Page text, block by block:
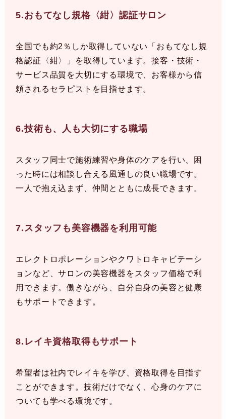
5.おもてなし規格〈紺〉認証サロン
全国でも約2％しか取得していない「おもてなし規
格認証〈紺〉」を取得しています。接客・技術・
サービス品質を大切にする環境で、お客様から信
頼されるセラピストを目指せます。
6.技術も、人も大切にする職場
スタッフ同士で施術練習や身体のケアを行い、困
った時には相談し合える風通しの良い職場です。
一人で抱え込まず、仲間とともに成長できます。
7.スタッフも美容機器を利用可能
エレクトロポレーションやクワトロキャビテーシ
ョンなど、サロンの美容機器をスタッフ価格で利
用できます。働きながら、自分自身の美容と健康
もサポートできます。
8.レイキ資格取得もサポート
希望者は社内でレイキを学び、資格取得を目指す
ことができます。技術だけでなく、心身のケアに
ついても学べる環境です。